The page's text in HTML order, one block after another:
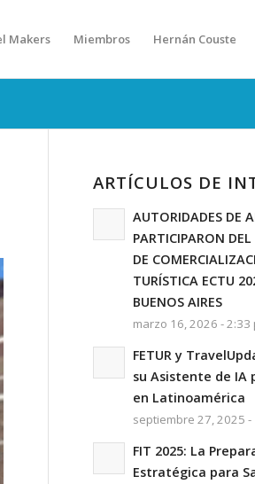
Makers Miembros Hernán Couste
ARTÍCULOS DE
AUTORIDADES DE
PARTICIPARON
DE
TURÍSTICA ECTU
BUENOS AIRES
marzo 16, 2026 - 2:33
FETUR y
su Asistente de IA
en Latinoamérica
septiembre 27, 2025 -
FIT 2025: La
Estratégica para